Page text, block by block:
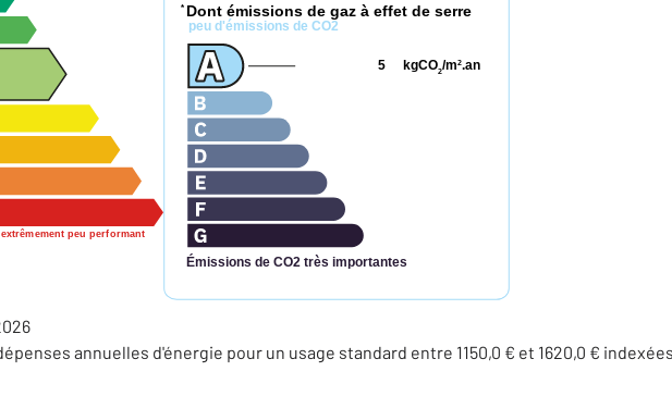
extrêmement peu performant
* Dont émissions de gaz à effet de serre
peu d'émissions de CO2
Émissions de CO2 très importantes
kgCO2/m2.an
5
annuelles d'énergie pour un usage standard entre 1150,0 € et 1620,0 €